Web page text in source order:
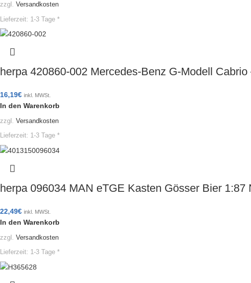
zzgl. Versandkosten
Lieferzeit: 1-3 Tage *
herpa 420860-002 Mercedes-Benz G-Modell
16,19€ inkl. MWSt.
In den Warenkorb
zzgl. Versandkosten
Lieferzeit: 1-3 Tage *
herpa 096034 MAN eTGE Kasten Gösser Bier 1:87
22,49€ inkl. MWSt.
In den Warenkorb
zzgl. Versandkosten
Lieferzeit: 1-3 Tage *